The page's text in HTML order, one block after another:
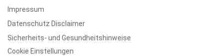
Impressum
Datenschutz Disclaimer
Sicherheits- und Gesundheitshinweise
Cookie Einstellungen